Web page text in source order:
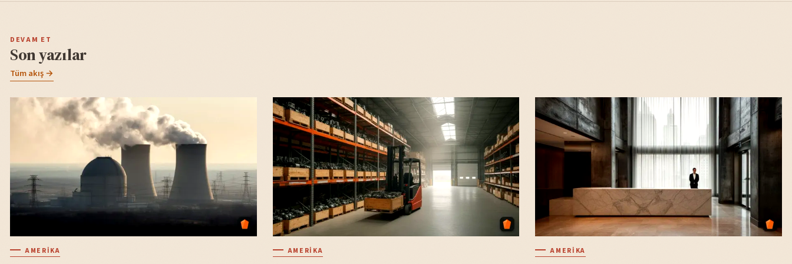
DEVAM ET
Son yazılar
Tüm akış →
AMERIKA AMERIKA AMERIKA